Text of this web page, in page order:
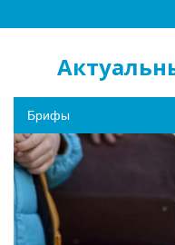
Брифы